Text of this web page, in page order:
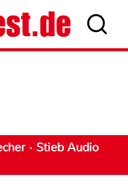
· Stieb Audio